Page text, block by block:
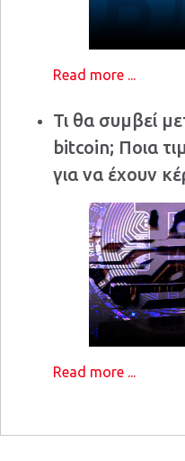
Read more ...
Τι θα συμβεί
bitcoin; Ποια
για να έχουν
Read more ...